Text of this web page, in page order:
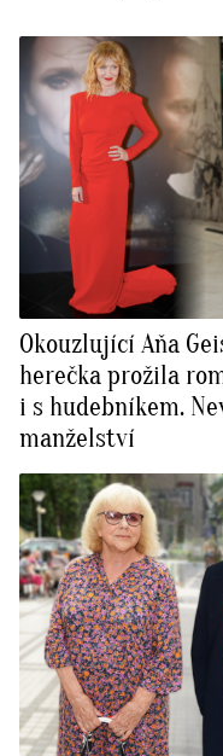
Okouzlující Aňa
herečka prožila
i s hudebníkem.
manželství